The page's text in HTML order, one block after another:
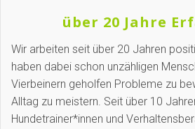
über 20 Jahre
Wir arbeiten seit über 20 Jahren
haben dabei schon unzähligen
Vierbeinern geholfen Probleme zu
Alltag zu meistern. Seit über 10
Hundetrainer*innen und